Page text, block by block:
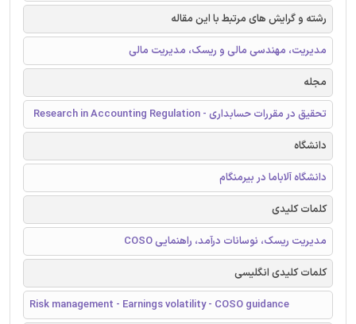
رشته و گرایش های مرتبط با این مقاله
مدیریت، مهندسی مالی و ریسک، مدیریت مالی
مجله
تحقیق در مقررات حسابداری - Research in Accounting Regulation
دانشگاه
دانشگاه آلاباما در بیرمنگام
کلمات کلیدی
مدیریت ریسک، نوسانات درآمد، راهنمایی COSO
کلمات کلیدی انگلیسی
Risk management - Earnings volatility - COSO guidance